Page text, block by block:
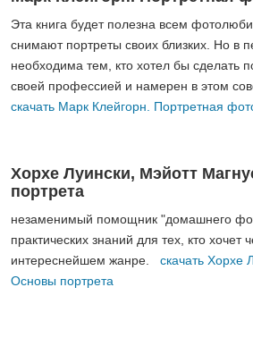
Эта книга будет полезна всем
снимают портреты своих близких. Но в
необходима тем, кто хотел бы сделать
своей профессией и намерен в этом
скачать Марк Клейгорн. Портретная
Хорхе Луински, Мэйотт
портрета
незаменимый помощник "домашнего
практических знаний для тех, кто хочет
интереснейшем жанре. скачать Хорхе
Основы портрета